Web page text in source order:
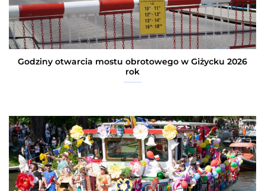
Godziny otwarcia mostu obrotowego w Giżycku 2026
rok